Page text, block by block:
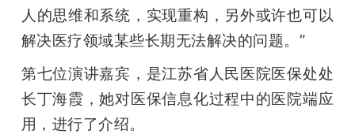
人的思维和系统，实现重构，另外或许也可以
解决医疗领域某些长期无法解决的问题。”
第七位演讲嘉宾，是江苏省人民医院医保处处
长丁海霞，她对医保信息化过程中的医院端应
用，进行了介绍。